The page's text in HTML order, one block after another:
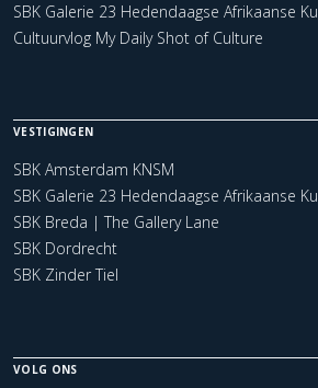
SBK Galerie 23 Hedendaagse Afrikaanse
Cultuurvlog My Daily Shot of Culture
VESTIGINGEN
SBK Amsterdam KNSM
SBK Galerie 23 Hedendaagse Afrikaanse
SBK Breda | The Gallery Lane
SBK Dordrecht
SBK Zinder Tiel
VOLG ONS